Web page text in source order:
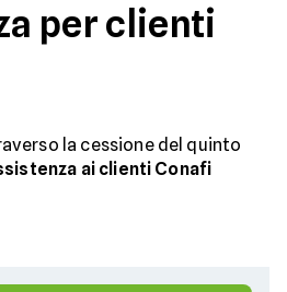
per clienti
la cessione del quinto
ai clienti Conafi